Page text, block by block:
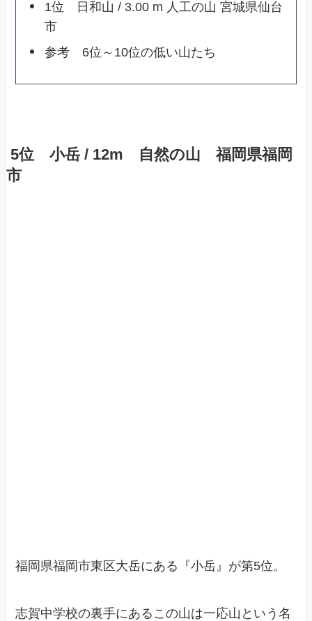
1位 日和山 / 3.00 m 人工の山 宮城県仙台
市
参考 6位～10位の低い山たち
5位 小岳 / 12m 自然の山 福岡県福岡
市
福岡県福岡市東区大岳にある『小岳』が第5位。
志賀中学校の裏手にあるこの山は一応山という名